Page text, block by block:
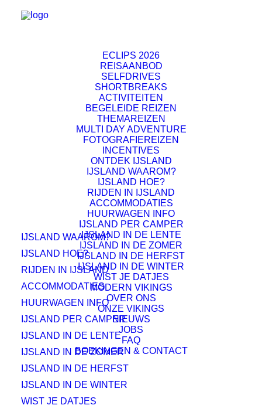
ECLIPS 2026
REISAANBOD
SELFDRIVES
SHORTBREAKS
ACTIVITEITEN
BEGELEIDE REIZEN
THEMAREIZEN
MULTI DAY ADVENTURE
FOTOGRAFIEREIZEN
INCENTIVES
ONTDEK IJSLAND
IJSLAND WAAROM?
IJSLAND HOE?
RIJDEN IN IJSLAND
ACCOMMODATIES
HUURWAGEN INFO
IJSLAND PER CAMPER
IJSLAND IN DE LENTE
IJSLAND IN DE ZOMER
IJSLAND IN DE HERFST
IJSLAND IN DE WINTER
WIST JE DATJES
MODERN VIKINGS
OVER ONS
ONZE VIKINGS
NIEUWS
JOBS
FAQ
BOEKINGEN & CONTACT
IJSLAND WAAROM?
IJSLAND HOE?
RIJDEN IN IJSLAND
ACCOMMODATIES
HUURWAGEN INFO
IJSLAND PER CAMPER
IJSLAND IN DE LENTE
IJSLAND IN DE ZOMER
IJSLAND IN DE HERFST
IJSLAND IN DE WINTER
WIST JE DATJES